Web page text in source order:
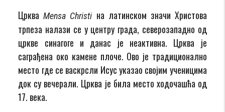
ЦркваMensa Christi на латинском значи Христова
трпеза налази се у центру града, северозападно од
цркве синагоге и данас је неактивна. Црква је
саграђена око камене плоче. Ово је традиционално
место где се васкрсли Исус указао својим ученицима
док су вечерали. Црква је била место ходочашћа од
17. века.